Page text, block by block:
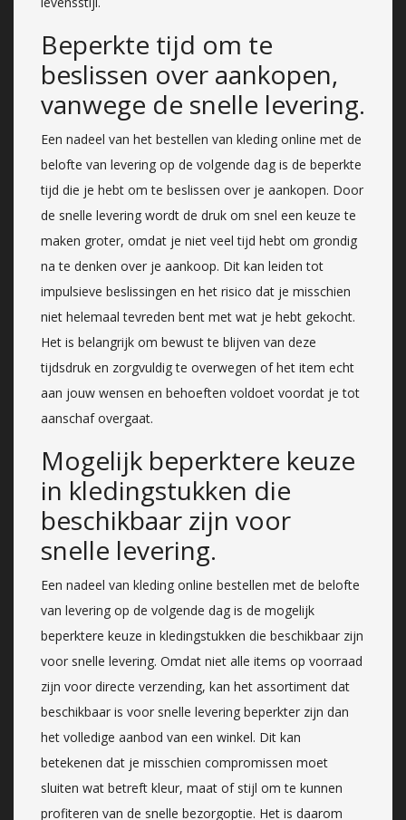
Beperkte tijd om te
beslissen over aankopen,
vanwege de snelle levering.
Een nadeel van het bestellen van kleding online met de
belofte van levering op de volgende dag is de beperkte
tijd die je hebt om te beslissen over je aankopen. Door
de snelle levering wordt de druk om snel een keuze te
maken groter, omdat je niet veel tijd hebt om grondig
na te denken over je aankoop. Dit kan leiden tot
impulsieve beslissingen en het risico dat je misschien
niet helemaal tevreden bent met wat je hebt gekocht.
Het is belangrijk om bewust te blijven van deze
tijdsdruk en zorgvuldig te overwegen of het item echt
aan jouw wensen en behoeften voldoet voordat je tot
aanschaf overgaat.
Mogelijk beperktere keuze
in kledingstukken die
beschikbaar zijn voor
snelle levering.
Een nadeel van kleding online bestellen met de belofte
van levering op de volgende dag is de mogelijk
beperktere keuze in kledingstukken die beschikbaar zijn
voor snelle levering. Omdat niet alle items op voorraad
zijn voor directe verzending, kan het assortiment dat
beschikbaar is voor snelle levering beperkter zijn dan
het volledige aanbod van een winkel. Dit kan
betekenen dat je misschien compromissen moet
sluiten wat betreft kleur, maat of stijl om te kunnen
profiteren van de snelle bezorgoptie. Het is daarom